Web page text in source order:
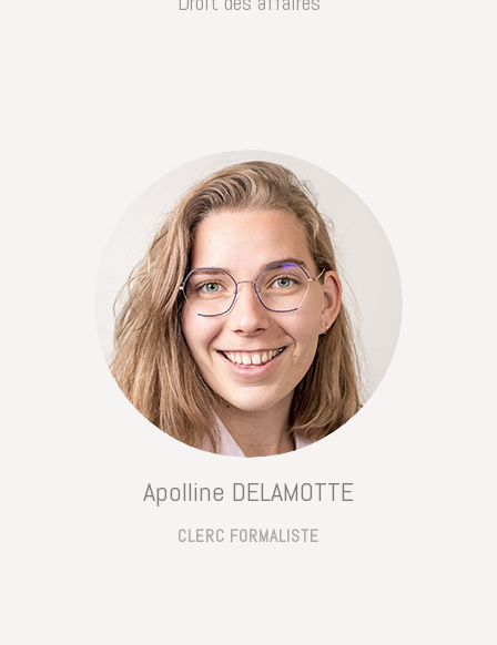
Apolline DELAMOTTE
CLERC FORMALISTE